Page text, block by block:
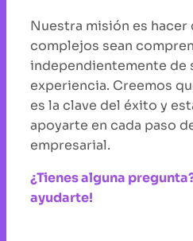
Nuestra misión es hacer
complejos sean
independientemente de
experiencia. Creemos
es la clave del éxito y
apoyarte en cada paso
empresarial.
¿Tienes alguna
ayudarte!